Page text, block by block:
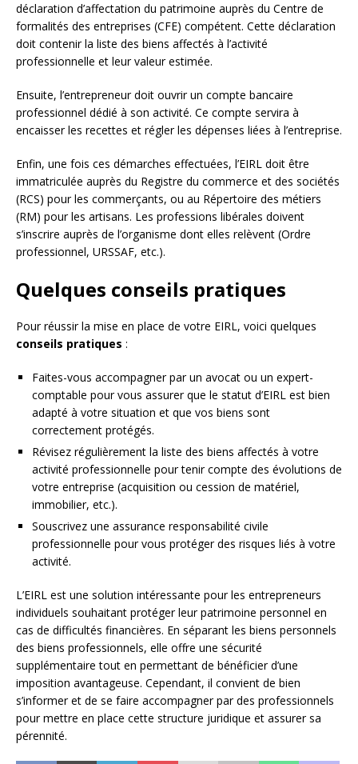
déclaration d’affectation du patrimoine auprès du Centre de
formalités des entreprises (CFE) compétent. Cette déclaration
doit contenir la liste des biens affectés à l’activité
professionnelle et leur valeur estimée.
Ensuite, l’entrepreneur doit ouvrir un compte bancaire
professionnel dédié à son activité. Ce compte servira à
encaisser les recettes et régler les dépenses liées à l’entreprise.
Enfin, une fois ces démarches effectuées, l’EIRL doit être
immatriculée auprès du Registre du commerce et des sociétés
(RCS) pour les commerçants, ou au Répertoire des métiers
(RM) pour les artisans. Les professions libérales doivent
s’inscrire auprès de l’organisme dont elles relèvent (Ordre
professionnel, URSSAF, etc.).
Quelques conseils pratiques
Pour réussir la mise en place de votre EIRL, voici quelques
conseils pratiques :
Faites-vous accompagner par un avocat ou un expert-
comptable pour vous assurer que le statut d’EIRL est bien
adapté à votre situation et que vos biens sont
correctement protégés.
Révisez régulièrement la liste des biens affectés à votre
activité professionnelle pour tenir compte des évolutions de
votre entreprise (acquisition ou cession de matériel,
immobilier, etc.).
Souscrivez une assurance responsabilité civile
professionnelle pour vous protéger des risques liés à votre
activité.
L’EIRL est une solution intéressante pour les entrepreneurs
individuels souhaitant protéger leur patrimoine personnel en
cas de difficultés financières. En séparant les biens personnels
des biens professionnels, elle offre une sécurité
supplémentaire tout en permettant de bénéficier d’une
imposition avantageuse. Cependant, il convient de bien
s’informer et de se faire accompagner par des professionnels
pour mettre en place cette structure juridique et assurer sa
pérennité.